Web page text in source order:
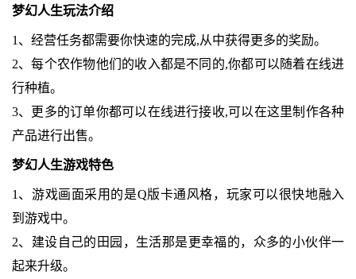
梦幻人生玩法介绍
1、经营任务都需要你快速的完成,从中获得更多的奖励。
2、每个农作物他们的收入都是不同的,你都可以随着在线进
行种植。
3、更多的订单你都可以在线进行接收,可以在这里制作各种
产品进行出售。
梦幻人生游戏特色
1、游戏画面采用的是Q版卡通风格，玩家可以很快地融入
到游戏中。
2、建设自己的田园，生活那是更幸福的，众多的小伙伴一
起来升级。